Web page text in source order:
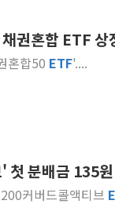
권혼합 ETF 상
혼합50 ETF'....
첫 분배금 135
200커버드콜액티브